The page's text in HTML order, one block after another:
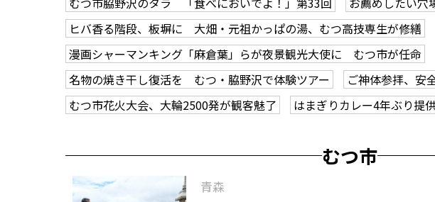
ヒバ香る階段、板塀に 大畑・元祖かっぱの湯、むつ高技専生が修繕
漫画シャーマンキング「麻倉葉」らが夜景観光大使に むつ市が任命
名物の焼き干し復活を むつ・脇野沢で体験ツアー
ご神体参拝、安
むつ市花火大会、大輪2500発が観客魅了
はまぎりカレー4年ぶり
むつ市
青森